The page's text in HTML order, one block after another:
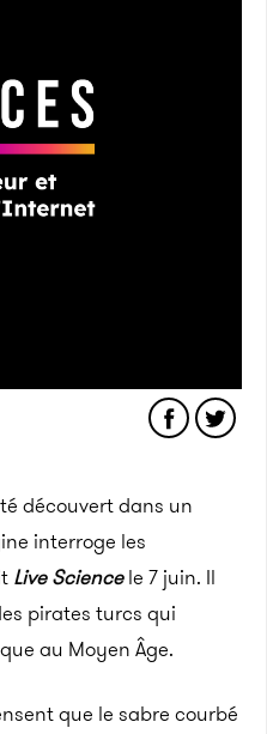
découvert dans un
interroge les
Live Sciencele 7 juin. Il
pirates turcs qui
au Moyen Âge.
que le sabre courbé